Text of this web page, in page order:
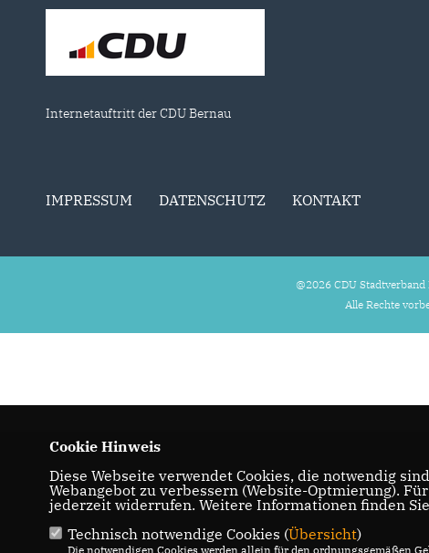
Internetauftritt der CDU Bernau
IMPRESSUM DATENSCHUTZ KONTAKT
@2026 CDU Stadtverband
Alle Rechte
Cookie Hinweis
Diese Webseite verwendet Cookies, die notwendig
Webangebot zu verbessern (Website-Optmierung).
jederzeit widerrufen. Weitere Informationen finden
Technisch notwendige Cookies (Übersicht)
Die notwendigen Cookies werden allein für den ordnungsgemäßen